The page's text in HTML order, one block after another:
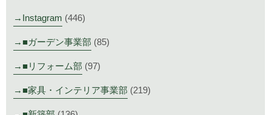
Instagram (446)
■ガーデン事業部 (85)
■リフォーム部 (97)
■家具・インテリア事業部 (219)